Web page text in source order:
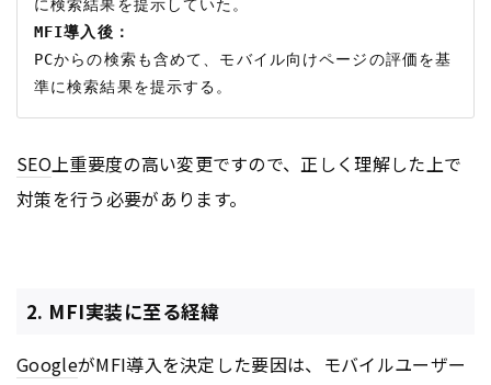
MFI導入後：
PCからの検索も含めて、モバイル向けページの評価を基
SEO 上重要度の高い変更ですので、正しく理解した上で
対策を行う必要があります。
2. MFI実装に至る経緯
GoogleがMFI導入を決定した要因は、モバイルユーザー